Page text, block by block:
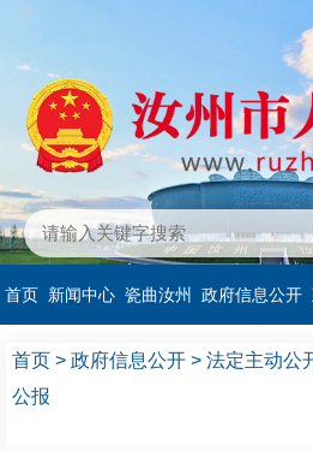
首页 新闻中心 瓷曲汝州 政府信息公开
首页 > 政府信息公开 > 法定主动公
公报